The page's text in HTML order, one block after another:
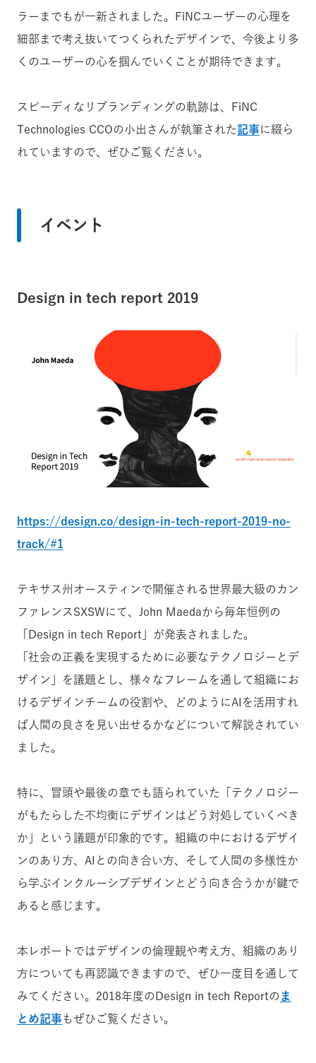
ラーまでもが一新されました。FiNCユーザーの心理を
細部まで考え抜いてつくられたデザインで、今後より多
くのユーザーの心を掴んでいくことが期待できます。
スピーディなリブランディングの軌跡は、FiNC
Technologies CCOの小出さんが執筆された記事に綴ら
れていますので、ぜひご覧ください。
イベント
Design in tech report 2019
https://design.co/design-in-tech-report-2019-no-
track/#1
テキサス州オースティンで開催される世界最大級のカン
ファレンスSXSWにて、John Maedaから毎年恒例の
「Design in tech Report」が発表されました。
「社会の正義を実現するために必要なテクノロジーとデ
ザイン」を議題とし、様々なフレームを通して組織にお
けるデザインチームの役割や、どのようにAIを活用すれ
ば人間の良さを見い出せるかなどについて解説されてい
ました。
特に、冒頭や最後の章でも語られていた「テクノロジー
がもたらした不均衡にデザインはどう対処していくべき
か」という議題が印象的です。組織の中におけるデザイ
ンのあり方、AIとの向き合い方、そして人間の多様性か
ら学ぶインクルーシブデザインとどう向き合うかが鍵で
あると感じます。
本レポートではデザインの倫理観や考え方、組織のあり
方についても再認識できますので、ぜひ一度目を通して
みてください。2018年度のDesign in tech Reportの ま
とめ記事もぜひご覧ください。